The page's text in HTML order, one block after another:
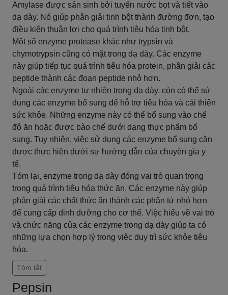
Amylase được sản sinh bởi tuyến nước bọt và tiết vào
dạ dày. Nó giúp phân giải tinh bột thành đường đơn, tạo
điều kiện thuận lợi cho quá trình tiêu hóa tinh bột.
Một số enzyme protease khác như trypsin và
chymotrypsin cũng có mặt trong dạ dày. Các enzyme
này giúp tiếp tục quá trình tiêu hóa protein, phân giải các
peptide thành các đoạn peptide nhỏ hơn.
Ngoài các enzyme tự nhiên trong dạ dày, còn có thể sử
dụng các enzyme bổ sung để hỗ trợ tiêu hóa và cải thiện
sức khỏe. Những enzyme này có thể bổ sung vào chế
độ ăn hoặc được bào chế dưới dạng thực phẩm bổ
sung. Tuy nhiên, việc sử dụng các enzyme bổ sung cần
được thực hiện dưới sự hướng dẫn của chuyên gia y
tế.
Tóm lại, enzyme trong dạ dày đóng vai trò quan trọng
trong quá trình tiêu hóa thức ăn. Các enzyme này giúp
phân giải các chất thức ăn thành các phân tử nhỏ hơn
để cung cấp dinh dưỡng cho cơ thể. Việc hiểu về vai trò
và chức năng của các enzyme trong dạ dày giúp ta có
những lựa chọn hợp lý trong việc duy trì sức khỏe tiêu
hóa.
Tóm tắt
Pepsin